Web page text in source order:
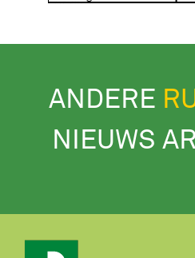
ANDERE
NIEUWS